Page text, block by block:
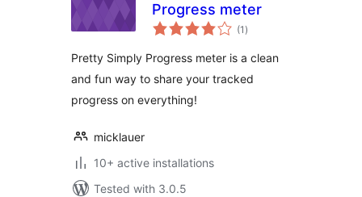
Progress meter
(1 total
ratings
)
Pretty Simply Progress meter is a clean
and fun way to share your tracked
progress on everything!
micklauer
10+ active installations
Tested with 3.0.5